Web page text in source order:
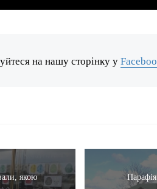
на нашу сторінку у
якою